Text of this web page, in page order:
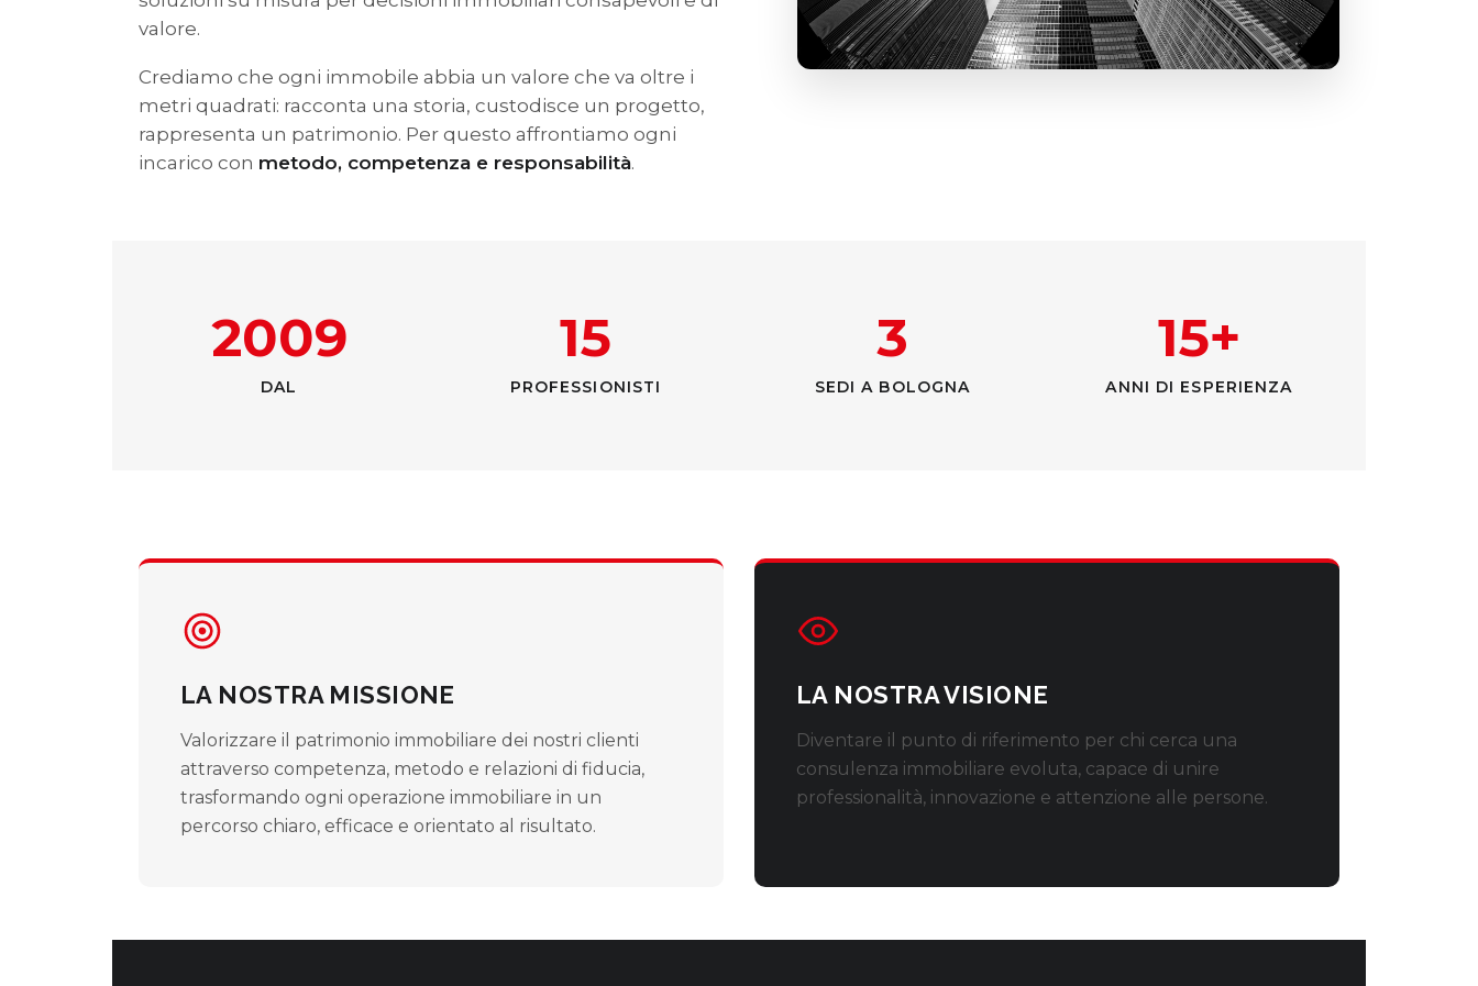
valore.
Crediamo che ogni immobile abbia un valore che va oltre i
metri quadrati: racconta una storia, custodisce un progetto,
rappresenta un patrimonio. Per questo affrontiamo ogni
incarico con metodo, competenza e responsabilità.
2009
DAL
15
PROFESSIONISTI
3
SEDI A BOLOGNA
15+
ANNI DI ESPERIENZA
LA NOSTRA MISSIONE
Valorizzare il patrimonio immobiliare dei nostri clienti
attraverso competenza, metodo e relazioni di fiducia,
trasformando ogni operazione immobiliare in un
percorso chiaro, efficace e orientato al risultato.
LA NOSTRA VISIONE
Diventare il punto di riferimento per chi cerca una
consulenza immobiliare evoluta, capace di unire
professionalità, innovazione e attenzione alle persone.